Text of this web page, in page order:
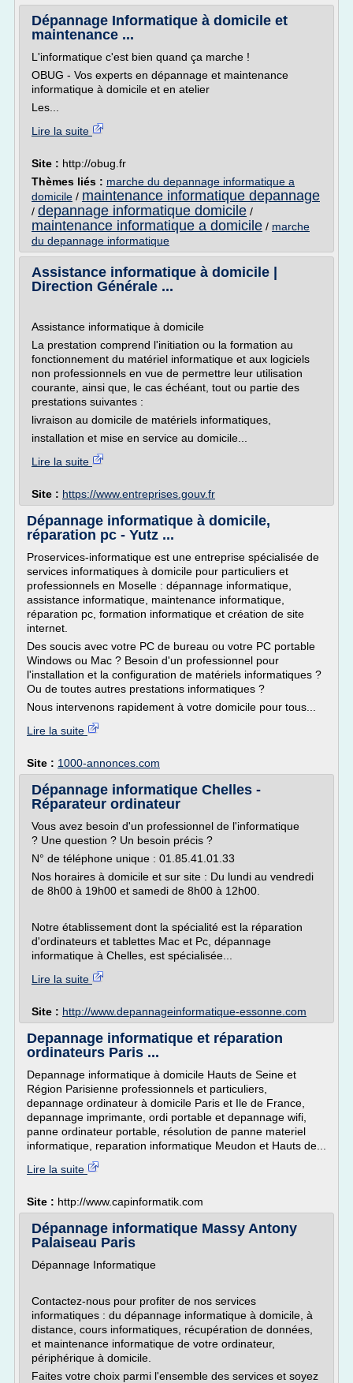
Dépannage Informatique à domicile et
maintenance ...
L'informatique c'est bien quand ça marche !
OBUG - Vos experts en dépannage et maintenance
informatique à domicile et en atelier
Les...
Lire la suite
Site : http://obug.fr
Thèmes liés : marche du depannage informatique a
domicile / maintenance informatique depannage
/ depannage informatique domicile /
maintenance informatique a domicile / marche
du depannage informatique
Assistance informatique à domicile |
Direction Générale ...
Assistance informatique à domicile
La prestation comprend l'initiation ou la formation au
fonctionnement du matériel informatique et aux logiciels
non professionnels en vue de permettre leur utilisation
courante, ainsi que, le cas échéant, tout ou partie des
prestations suivantes :
livraison au domicile de matériels informatiques,
installation et mise en service au domicile...
Lire la suite
Site : https://www.entreprises.gouv.fr
Dépannage informatique à domicile,
réparation pc - Yutz ...
Proservices-informatique est une entreprise spécialisée de
services informatiques à domicile pour particuliers et
professionnels en Moselle : dépannage informatique,
assistance informatique, maintenance informatique,
réparation pc, formation informatique et création de site
internet.
Des soucis avec votre PC de bureau ou votre PC portable
Windows ou Mac ? Besoin d'un professionnel pour
l'installation et la configuration de matériels informatiques ?
Ou de toutes autres prestations informatiques ?
Nous intervenons rapidement à votre domicile pour tous...
Lire la suite
Site : 1000-annonces.com
Dépannage informatique Chelles -
Réparateur ordinateur
Vous avez besoin d'un professionnel de l'informatique
? Une question ? Un besoin précis ?
N° de téléphone unique : 01.85.41.01.33
Nos horaires à domicile et sur site : Du lundi au vendredi
de 8h00 à 19h00 et samedi de 8h00 à 12h00.
Notre établissement dont la spécialité est la réparation
d'ordinateurs et tablettes Mac et Pc, dépannage
informatique à Chelles, est spécialisée...
Lire la suite
Site : http://www.depannageinformatique-essonne.com
Depannage informatique et réparation
ordinateurs Paris ...
Depannage informatique à domicile Hauts de Seine et
Région Parisienne professionnels et particuliers,
depannage ordinateur à domicile Paris et Ile de France,
depannage imprimante, ordi portable et depannage wifi,
panne ordinateur portable, résolution de panne materiel
informatique, reparation informatique Meudon et Hauts de...
Lire la suite
Site : http://www.capinformatik.com
Dépannage informatique Massy Antony
Palaiseau Paris
Dépannage Informatique
Contactez-nous pour profiter de nos services
informatiques : du dépannage informatique à domicile, à
distance, cours informatiques, récupération de données,
et maintenance informatique de votre ordinateur,
périphérique à domicile.
Faites votre choix parmi l'ensemble des services et soyez